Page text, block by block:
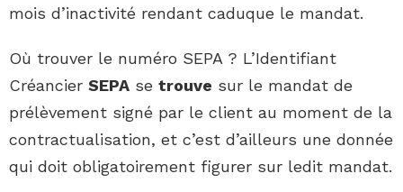
mois d’inactivité rendant caduque le mandat.
Où trouver le numéro SEPA ? L’Identifiant
Créancier SEPA se trouve sur le mandat de
prélèvement signé par le client au moment de la
contractualisation, et c’est d’ailleurs une donnée
qui doit obligatoirement figurer sur ledit mandat.